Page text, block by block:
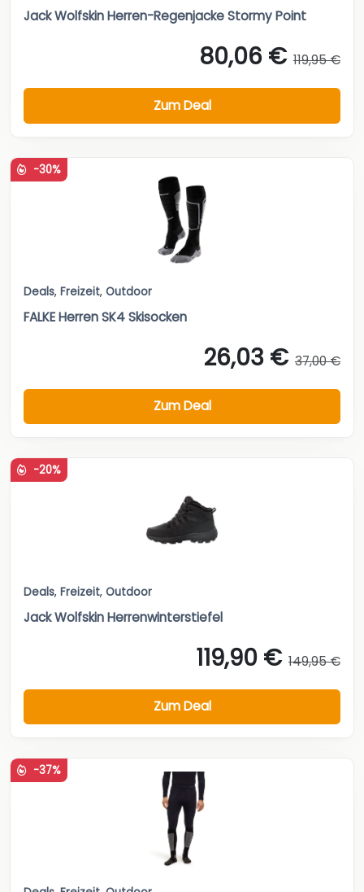
Jack Wolfskin Herren-Regenjacke Stormy Point
80,06 € 119,95 €
Zum Deal
-30%
Deals, Freizeit, Outdoor
FALKE Herren SK4 Skisocken
26,03 € 37,00 €
Zum Deal
-20%
Deals, Freizeit, Outdoor
Jack Wolfskin Herrenwinterstiefel
119,90 € 149,95 €
Zum Deal
-37%